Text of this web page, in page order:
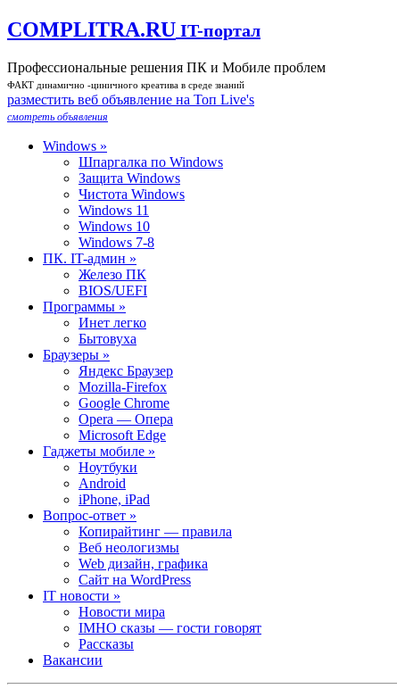
COMPLITRA.RU IT-портал
Профессиональные решения ПК и Мобиле проблем
ФАКТ динамично -циничного креатива в среде знаний
разместить веб объявление на Toп Live's
смотреть объявления
Windows »
Шпаргалка по Windows
Защита Windows
Чистота Windows
Windows 11
Windows 10
Windows 7-8
ПК. IT-админ »
Железо ПК
BIOS/UEFI
Программы »
Инет легко
Бытовуха
Браузеры »
Яндекс Браузер
Mozilla-Firefox
Google Chrome
Opera — Опера
Microsoft Edge
Гаджеты мобиле »
Ноутбуки
Android
iPhone, iPad
Вопрос-ответ »
Копирайтинг — правила
Веб неологизмы
Web дизайн, графика
Сайт на WordPress
IT новости »
Новости мира
IMHO сказы — гости говорят
Рассказы
Вакансии